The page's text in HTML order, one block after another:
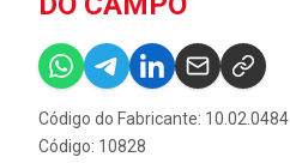
Código do Fabricante: 10.02.0484
Código: 10828